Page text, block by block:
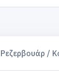
Ρεζερβουάρ /